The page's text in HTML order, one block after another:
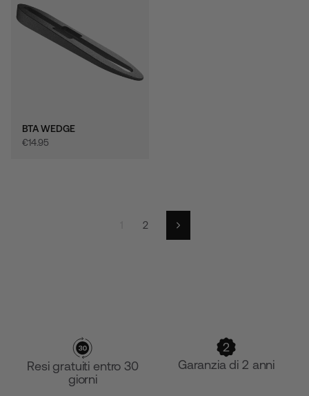
BTA WEDGE
€‎14.95
2 Successivo
Resi gratuiti entro 30
giorni
Garanzia di 2 anni